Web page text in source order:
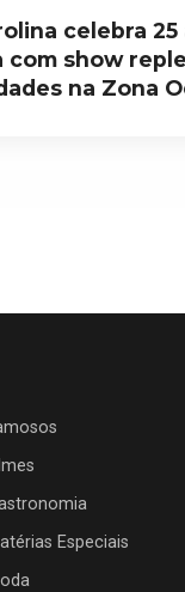
celebra 25
com show
na Zona
Especiais